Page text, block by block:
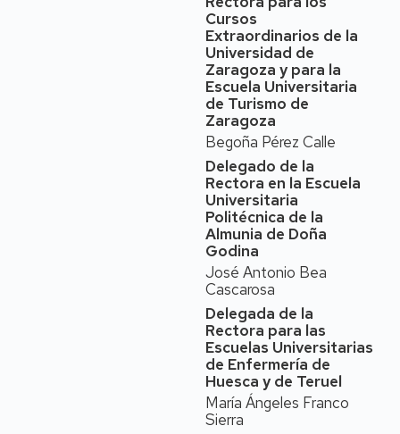
(2012-2015),
Vicedecana de
Relaciones
Internacionales,
Estudiantesy Estudios
de Posgrado,y
Presidenta de la
Comisión de Garantía
de los Másteres
2021) en la Facultad de
Veterinaria, Universidad
de Zaragoza.
Sus estancias de
investigación se llevaron
a cabo en las School of
Medicine de Johns
Hopkins University,
Baltimore (USA) y de la
University of Kansas,
Medical Center (USA); y
en el Veterinary Teaching
Hospital, University of
Cursos
Extraordinarios de la
Universidad de
Zaragoza y para la
Escuela Universitaria
de Turismo de
Zaragoza
Begoña Pérez Calle
Delegado de la
Rectora en la Escuela
Universitaria
Politécnica de la
Almunia de Doña
Godina
José Antonio Bea
Cascarosa
Delegada de la
Rectora para las
Escuelas Universitarias
de Enfermería de
Huesca y de Teruel
María Ángeles Franco
Sierra